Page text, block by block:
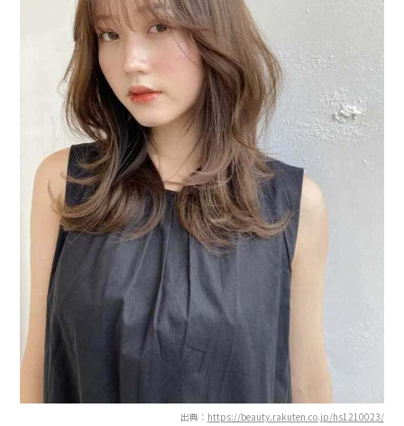
出典： https://beauty.rakuten.co.jp/hs1210023/